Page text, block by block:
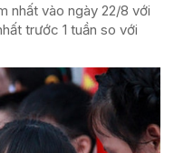
nhất vào ngày 22/8 với
trước 1 tuần so với